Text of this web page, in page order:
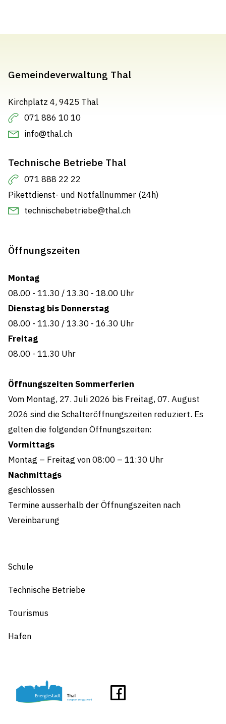
Gemeindeverwaltung Thal
Kirchplatz 4, 9425 Thal
071 886 10 10
info@thal.ch
Technische Betriebe Thal
071 888 22 22
Pikettdienst- und Notfallnummer (24h)
technischebetriebe@thal.ch
Öffnungszeiten
Montag
08.00 - 11.30/13.30 - 18.00 Uhr
Dienstag bis Donnerstag
08.00 - 11.30/13.30 - 16.30 Uhr
Freitag
08.00 - 11.30 Uhr
Öffnungszeiten Sommerferien
Vom Montag, 27. Juli 2026 bis Freitag, 07. August
2026 sind die Schalteröffnungszeiten reduziert. Es
gelten die folgenden Öffnungszeiten:
Vormittags
Montag – Freitag von 08:00 – 11:30 Uhr
Nachmittags
geschlossen
Termine ausserhalb der Öffnungszeiten nach
Vereinbarung
Schule
Technische Betriebe
Tourismus
Hafen